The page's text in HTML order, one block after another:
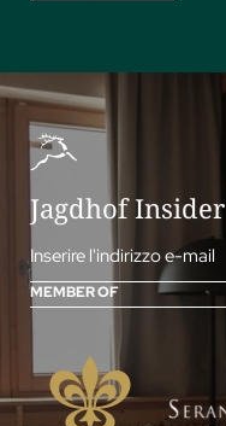
Jagdhof Insider
Inserire l'indirizzo e-mail
MEMBER OF